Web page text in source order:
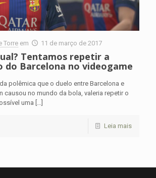
Torre em 11 de março de 2017
Tentamos repetir a
do Barcelona no videogame
polêmica que o duelo entre Barcelona e
causou no mundo da bola, valeria repetir o
uma
Leia mais